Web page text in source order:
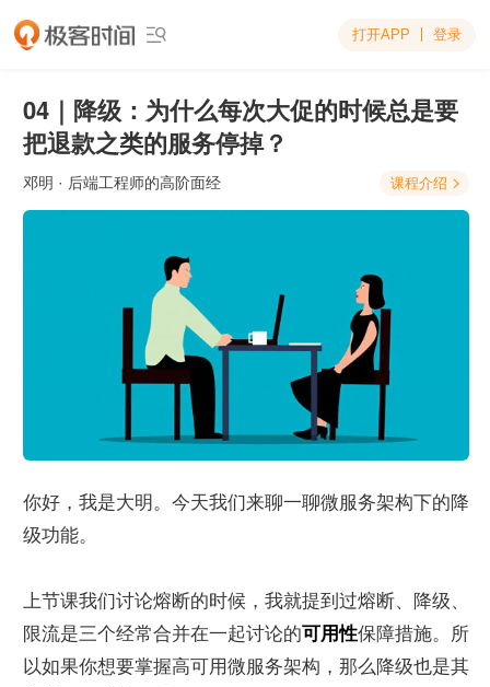
 打开APP 登录
04｜降级：为什么每次大促的时候总是要
把退款之类的服务停掉？
邓明 · 后端工程师的高阶面经 课程介绍 
你好，我是大明。今天我们来聊一聊微服务架构下的降
级功能。
上节课我们讨论熔断的时候，我就提到过熔断、降级、
限流是三个经常合并在一起讨论的可用性保障措施。所
以如果你想要掌握高可用微服务架构，那么降级也是其